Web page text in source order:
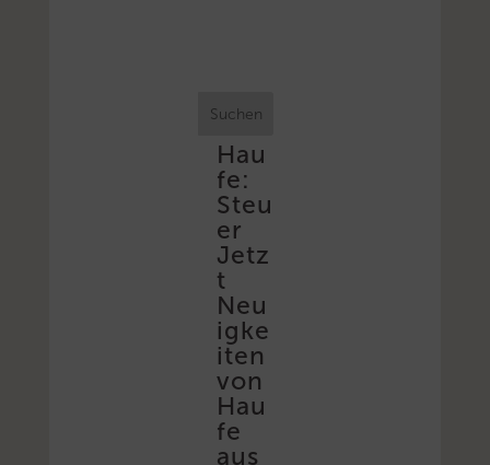
Suchen
Hau
fe:
Steu
er
Jetz
t
Neu
igke
iten
von
Hau
fe
aus